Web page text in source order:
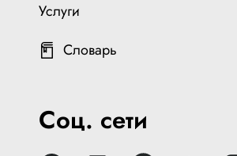
Услуги
Словарь
Соц. сети